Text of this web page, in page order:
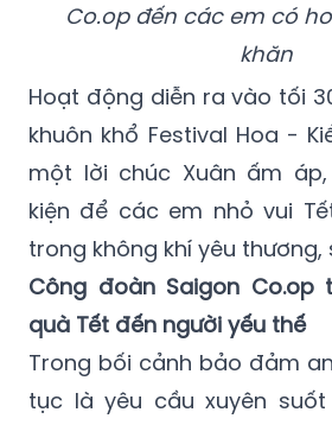
Co.op đến các em có
khăn
Hoạt động diễn ra vào tối
khuôn khổ Festival Hoa -
một lời chúc Xuân ấm
kiện để các em nhỏ vui
trong không khí yêu thương,
Công đoàn Saigon Co.op
quà Tết đến người yếu thế
Trong bối cảnh bảo đảm
tục là yêu cầu xuyên